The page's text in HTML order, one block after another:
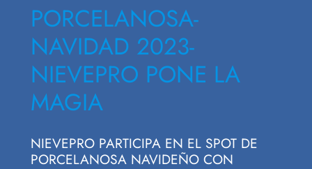
PORCELANOSA-
NAVIDAD 2023-
NIEVEPRO PONE LA
MAGIA
NIEVEPRO PARTICIPA EN EL SPOT DE
PORCELANOSA NAVIDEÑO CON